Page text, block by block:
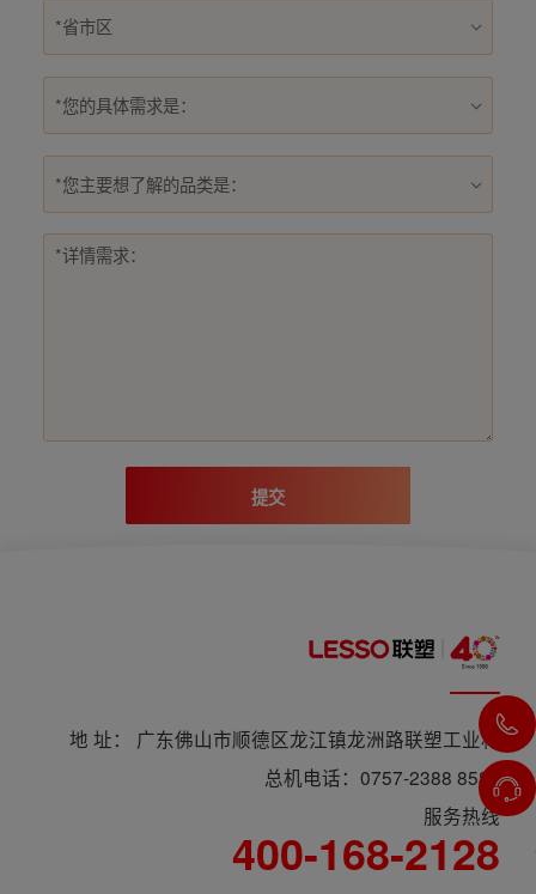
*您的具体需求是：
*您主要想了解的品类是：
提交
地 址： 广东佛山市顺德区龙江镇龙洲路联塑工业村
总机电话：0757-2388 8588
服务热线
400-168-2128